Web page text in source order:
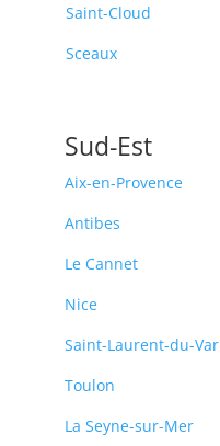
Saint-Cloud
Sceaux
Sud-Est
Aix-en-Provence
Antibes
Le Cannet
Nice
Saint-Laurent-du-Var
Toulon
La Seyne-sur-Mer